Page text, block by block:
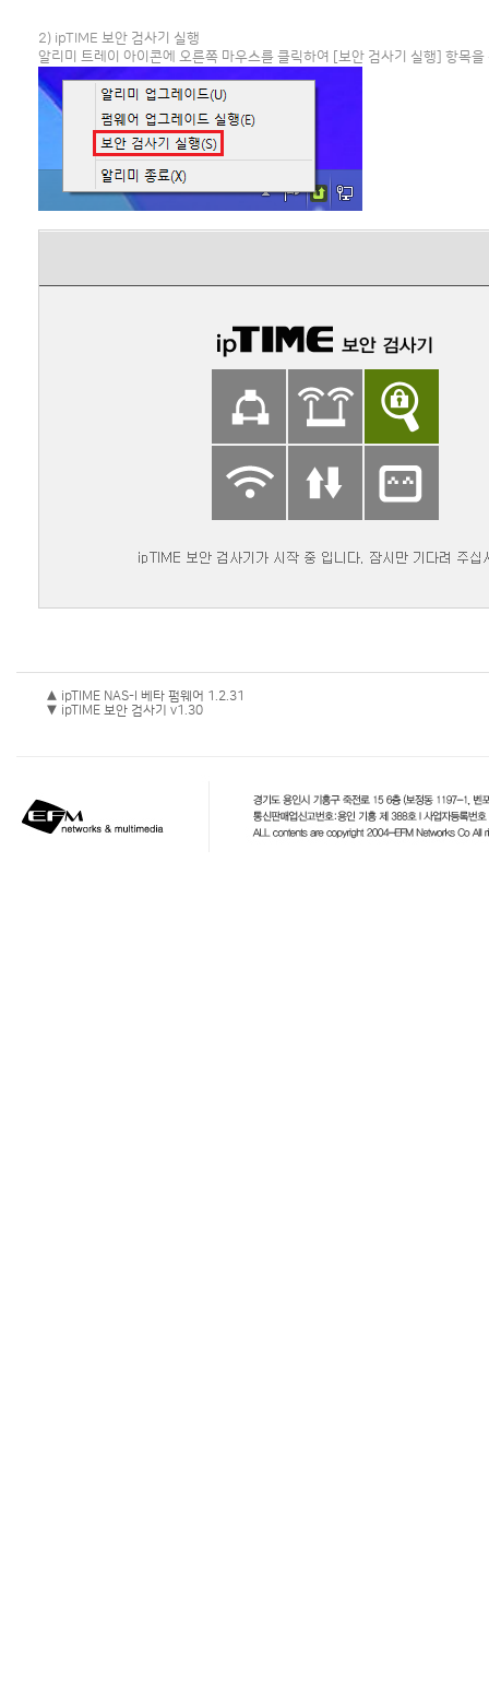
2) ipTIME 보안 검사기 실행
알리미 트레이 아이콘에 오른쪽 마우스를 클릭하여 [보안 검사기 실행] 항목을
▲ ipTIME NAS-I 베타 펌웨어 1.2.31
▼ ipTIME 보안 검사기 v1.30